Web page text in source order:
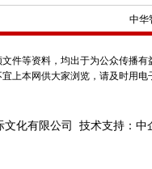
中华
件等资料，均出于为公众传播
上本网供大家浏览，请及时用
文化有限公司 技术支持：